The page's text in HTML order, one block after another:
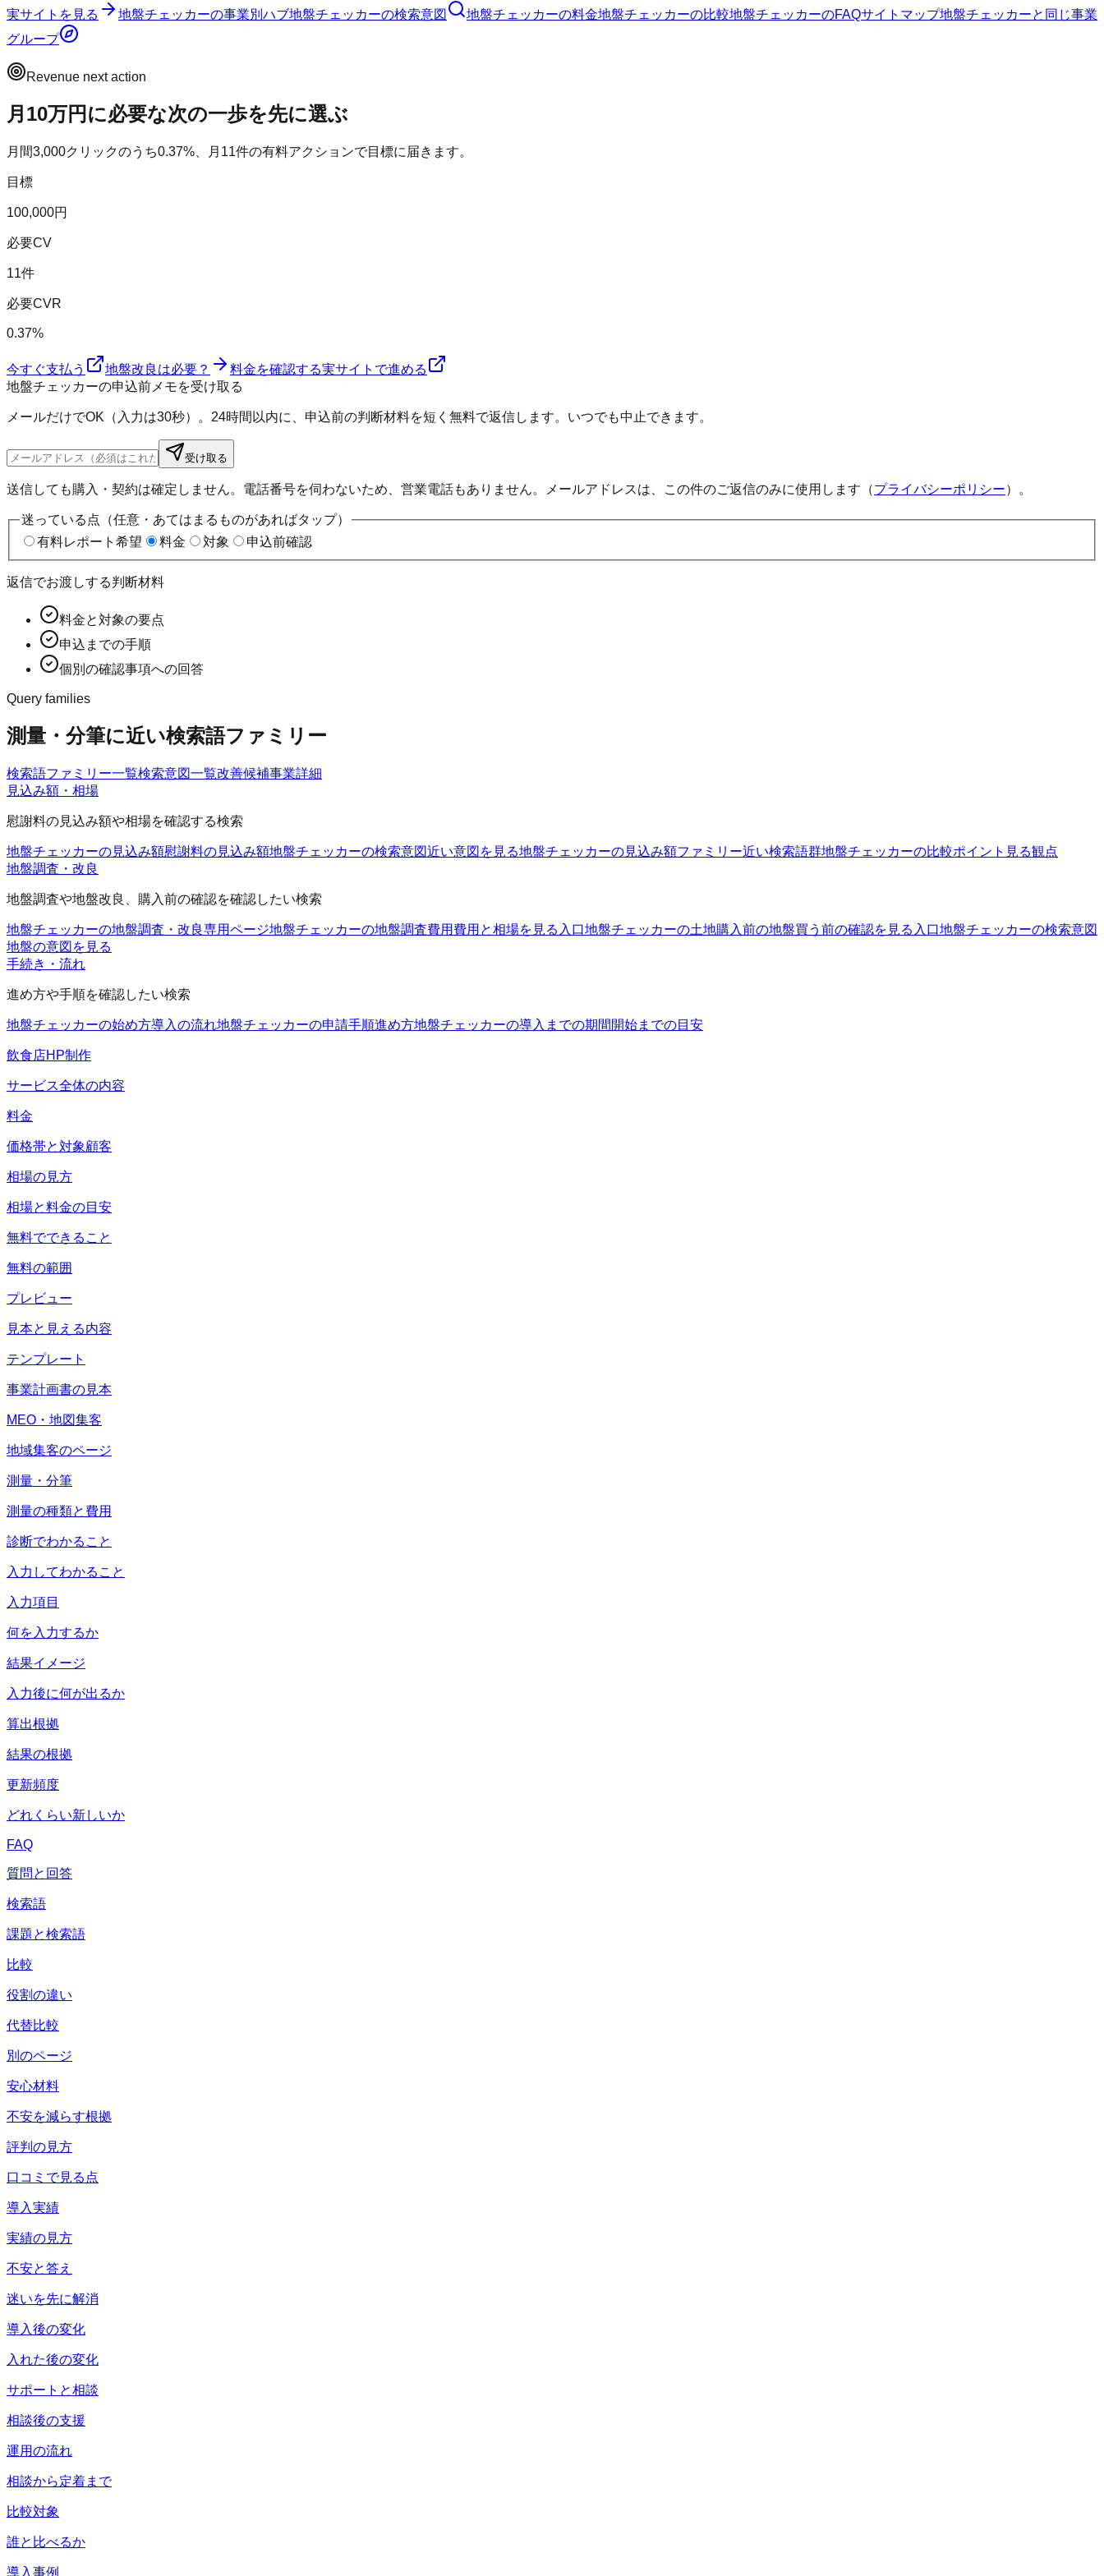
実サイトを見る 地盤チェッカーの事業別ハブ地盤チェッカーの検索意図 地盤チェッカーの料金地盤チェッカーの比較地盤チェッカーのFAQサイトマップ地盤チェッカーと同じ事業
グループ
Revenue next action
月10万円に必要な次の一歩を先に選ぶ
月間3,000クリックのうち0.37%、月 11件の有料アクションで目標に届きます。
目標
100,000円
必要CV
11件
必要CVR
0.37%
今すぐ支払う 地盤改良は必要？ 料金を確認する実サイトで進める
地盤チェッカーの申込前メモを受け取る
メールだけでOK（入力は30秒）。24時間以内に、申込前の判断材料を短く無料で返信します。いつでも中止できます。
受け取る
送信しても購入・契約は確定しません。電話番号を伺わないため、営業電話もありません。メールアドレスは、この件のご返信のみに使用します（プライバシーポリシー）。
迷っている点（任意・あてはまるものがあればタップ）
有料レポート希望
料金 対象 申込前確認
返信でお渡しする判断材料
料金と対象の要点
申込までの手順
個別の確認事項への回答
Query families
測量・分筆に近い検索語ファミリー
検索語ファミリー一覧検索意図一覧改善候補事業詳細
見込み額・相場
慰謝料の見込み額や相場を確認する検索
地盤チェッカーの見込み額慰謝料の見込み額地盤チェッカーの検索意図近い意図を見る地盤チェッカーの見込み額ファミリー近い検索語群地盤チェッカーの比較ポイント 見る観点
地盤調査・改良
地盤調査や地盤改良、購入前の確認を確認したい検索
地盤チェッカーの地盤調査・改良専用ページ地盤チェッカーの地盤調査費用 費用と相場を見る入口地盤チェッカーの土地購入前の地盤買う前の確認を見る入口地盤チェッカーの検索意図
地盤の意図を見る
手続き・流れ
進め方や手順を確認したい検索
地盤チェッカーの始め方導入の流れ地盤チェッカーの申請手順進め方地盤チェッカーの導入までの期間 開始までの目安
飲食店HP制作
サービス全体の内容
料金
価格帯と対象顧客
相場の見方
相場と料金の目安
無料でできること
無料の範囲
プレビュー
見本と見える内容
テンプレート
事業計画書の見本
MEO・地図集客
地域集客のページ
測量・分筆
測量の種類と費用
診断でわかること
入力してわかること
入力項目
何を入力するか
結果イメージ
入力後に何が出るか
算出根拠
結果の根拠
更新頻度
どれくらい新しいか
FAQ
質問と回答
検索語
課題と検索語
比較
役割の違い
代替比較
別のページ
安心材料
不安を減らす根拠
評判の見方
口コミで見る点
導入実績
実績の見方
不安と答え
迷いを先に解消
導入後の変化
入れた後の変化
サポートと相談
相談後の支援
運用の流れ
相談から定着まで
比較対象
誰と比べるか
導入事例